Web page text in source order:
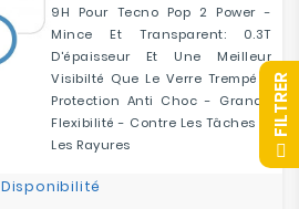
9H Pour Tecno Pop 2 Power -
Mince Et Transparent: 0.3T
D'épaisseur Et Une Meilleur
Visibilté Que Le Verre Trempé -
Protection Anti Choc - Grande
Flexibilité - Contre Les Tâches Et
Les Rayures
Disponibilité
R